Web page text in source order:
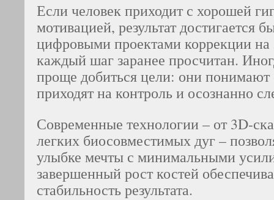
Если человек приходит с хорошей
мотивацией, результат достигается
цифровыми проектами коррекции на
каждый шаг заранее просчитан.
проще добиться цели: они понимают
приходят на контроль и осознанно
Современные технологии – от 3D-
легких биосовместимых дуг –
улыбке мечты с минимальными
завершенный рост костей
стабильность результата.